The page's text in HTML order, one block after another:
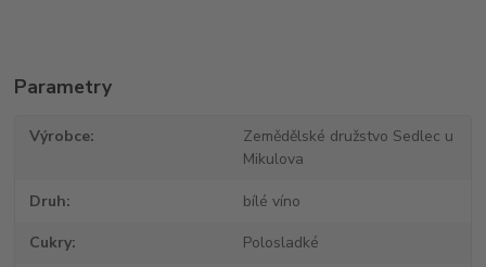
Parametry
Výrobce
Zemědělské družstvo Sedlec u
Mikulova
Druh bílé víno
Cukry Polosladké